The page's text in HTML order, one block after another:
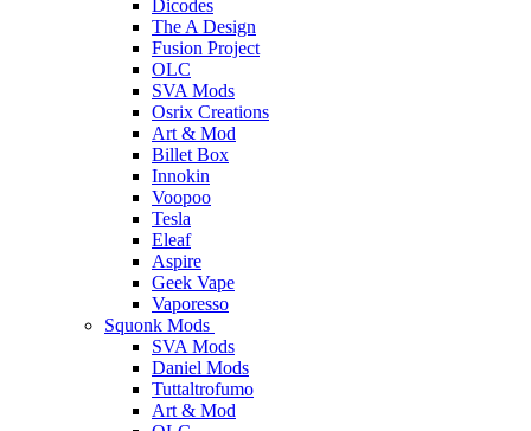
Dicodes
The A Design
Fusion Project
OLC
SVA Mods
Osrix Creations
Art & Mod
Billet Box
Innokin
Voopoo
Tesla
Eleaf
Aspire
Geek Vape
Vaporesso
Squonk Mods
SVA Mods
Daniel Mods
Tuttaltrofumo
Art & Mod